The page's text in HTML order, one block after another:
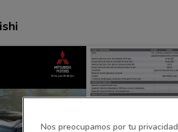
Nos preocupamos por tu privacidad